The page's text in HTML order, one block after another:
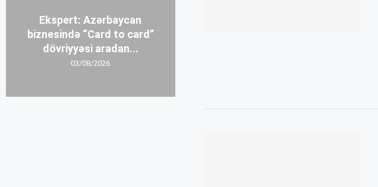
Ekspert: Azərbaycan
biznesində “Card to card”
dövriyyəsi aradan...
03/08/2026